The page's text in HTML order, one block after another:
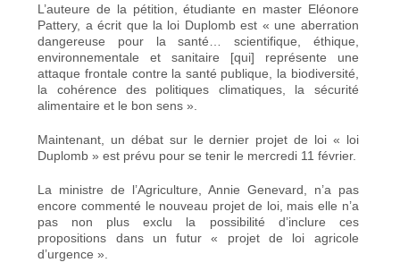
L’auteure de la pétition, étudiante en master Eléonore
Pattery, a écrit que la loi Duplomb est « une aberration
dangereuse pour la santé… scientifique, éthique,
environnementale et sanitaire [qui] représente une
attaque frontale contre la santé publique, la biodiversité,
la cohérence des politiques climatiques, la sécurité
alimentaire et le bon sens ».
Maintenant, un débat sur le dernier projet de loi « loi
Duplomb » est prévu pour se tenir le mercredi 11 février.
La ministre de l’Agriculture, Annie Genevard, n’a pas
encore commenté le nouveau projet de loi, mais elle n’a
pas non plus exclu la possibilité d’inclure ces
propositions dans un futur « projet de loi agricole
d’urgence ».